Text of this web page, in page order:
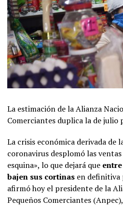
La estimación de la Alianza
Comerciantes duplica la de julio
La crisis económica derivada de
coronavirus desplomó las
esquina», lo que dejará que
bajen sus cortinas en definitiva
afirmó hoy el presidente de la
Pequeños Comerciantes